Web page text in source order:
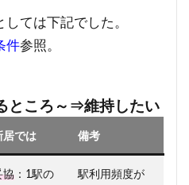
ては下記でした。
件参照。
ところ～⇒維持したい
居では 備考
協 ：1駅の
駅利用頻度が